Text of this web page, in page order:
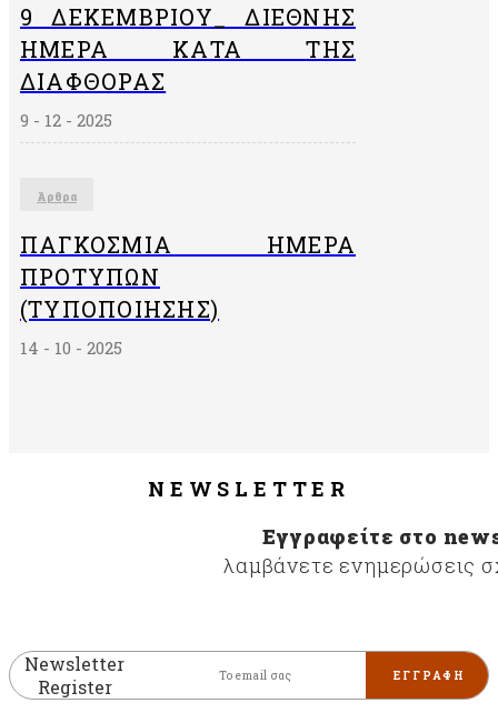
9 ΔΕΚΕΜΒΡΙΟΥ_ ΔΙΕΘΝΗΣ
ΗΜΕΡΑ ΚΑΤΑ ΤΗΣ
ΔΙΑΦΘΟΡΑΣ
9 - 12 - 2025
Άρθρα
ΠΑΓΚΌΣΜΙΑ ΗΜΈΡΑ
ΠΡΟΤΎΠΩΝ
(ΤΥΠΟΠΟΊΗΣΗΣ)
14 - 10 - 2025
NEWSLETTER
Εγγραφείτε στο
λαμβάνετε ενημερώσεις
Newsletter
Register